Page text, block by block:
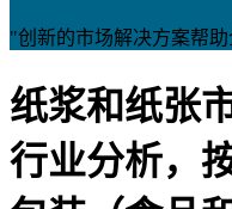
"创新的市场解决方案帮
纸浆和纸张
行业分析，